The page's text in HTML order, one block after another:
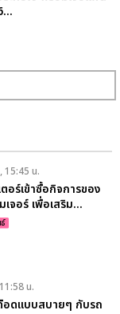
15:45 น.
อร์เข้าซื้อกิจการของ
เจอร์ เพื่อเสริม...
น.
อดแบบสบายๆ กับรถ